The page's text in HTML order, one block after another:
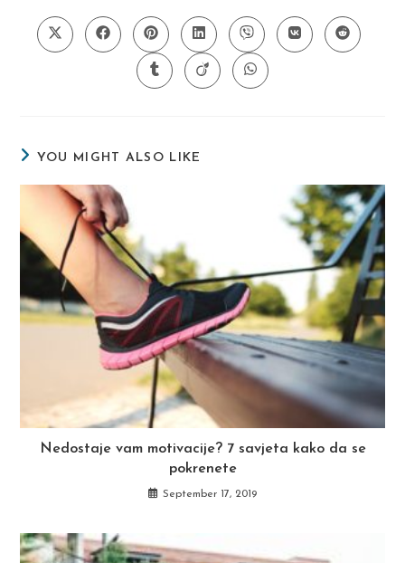
CONTENT
Opens
in
Opens
in
Opens
in
a
new
window
Opens
in
a
new
window
Opens
in
a
new
window
Opens
in
Opens
in
Opens
in
Opens
in
Opens
in
YOU MIGHT ALSO LIKE
Nedostaje vam motivacije? 7 savjeta kako da se
pokrenete
September 17, 2019